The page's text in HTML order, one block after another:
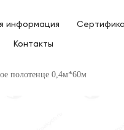
информация
Контакты
полотенце 0,4м*60м